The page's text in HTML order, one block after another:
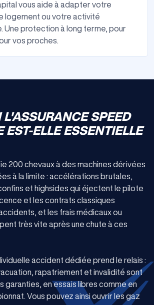
vous aide à adapter votre
logement ou votre activité
Une protection à long terme, pour
vos proches.
L'ASSURANCE SPEED
EST-ELLE ESSENTIELLE
200 chevaux à des machines dérivées
à la limite : accélérations brutales,
et highsides qui éjectent le pilote
et les contrats classiques
et les frais médicaux ou
très vite après une chute à ces
accident dédiée prend le relais :
rapatriement et invalidité sont
garanties, en essais libres comme en
Vous pouvez ainsi ouvrir les gaz